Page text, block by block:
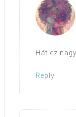
Hát ez
Reply